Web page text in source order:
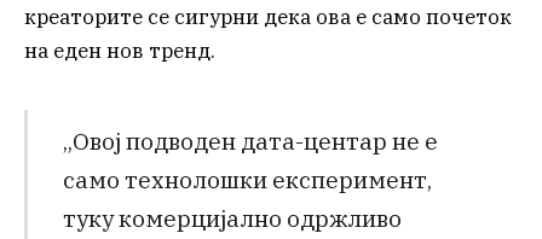
креаторите се сигурни дека ова е само почеток
на еден нов тренд.
„Овој подводен дата-центар не е
само технолошки експеримент,
туку комерцијално одржливо